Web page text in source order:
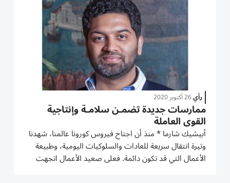
رأي26 أكتوبر 2020
ممارسات جديدة تضمـن سلامـة وإنتاجية
القوى العاملة
أبيشيك شارما * منذ أن اجتاح فيروس كورونا عالمنا، شهدنا
وتيرة انتقال سريعة للعادات والسلوكيات اليومية، وطبيعة
الأعمال التي قد تكون دائمة. فعلى صعيد الأعمال اتجهت